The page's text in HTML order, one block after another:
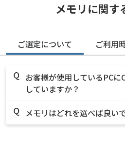
メモリに関す
ご選定について ご利用
お客様が使用しているPCに
していますか？
メモリはどれを選べば良い